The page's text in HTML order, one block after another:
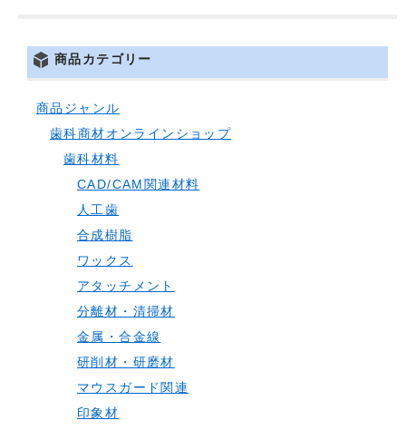
商品カテゴリー
商品ジャンル
歯科商材オンラインショップ
歯科材料
CAD/CAM関連材料
人工歯
合成樹脂
ワックス
アタッチメント
分離材・清掃材
金属・合金線
研削材・研磨材
マウスガード関連
印象材